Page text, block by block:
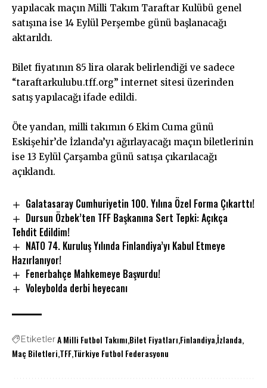
yapılacak maçın Milli Takım Taraftar Kulübü genel
satışına ise 14 Eylül Perşembe günü başlanacağı
aktarıldı.
Bilet fiyatının 85 lira olarak belirlendiği ve sadece
“taraftarkulubu.tff.org” internet sitesi üzerinden
satış yapılacağı ifade edildi.
Öte yandan, milli takımın 6 Ekim Cuma günü
Eskişehir’de İzlanda’yı ağırlayacağı maçın biletlerinin
ise 13 Eylül Çarşamba günü satışa çıkarılacağı
açıklandı.
Galatasaray Cumhuriyetin 100. Yılına Özel Forma Çıkarttı!
Dursun Özbek’ten TFF Başkanına Sert Tepki: Açıkça
Tehdit Edildim!
NATO 74. Kuruluş Yılında Finlandiya’yı Kabul Etmeye
Hazırlanıyor!
Fenerbahçe Mahkemeye Başvurdu!
Voleybolda derbi heyecanı
EtiketlerA Milli Futbol Takımı Bilet Fiyatları Finlandiyaİzlanda
Maç Biletleri TFFTürkiye Futbol Federasyonu